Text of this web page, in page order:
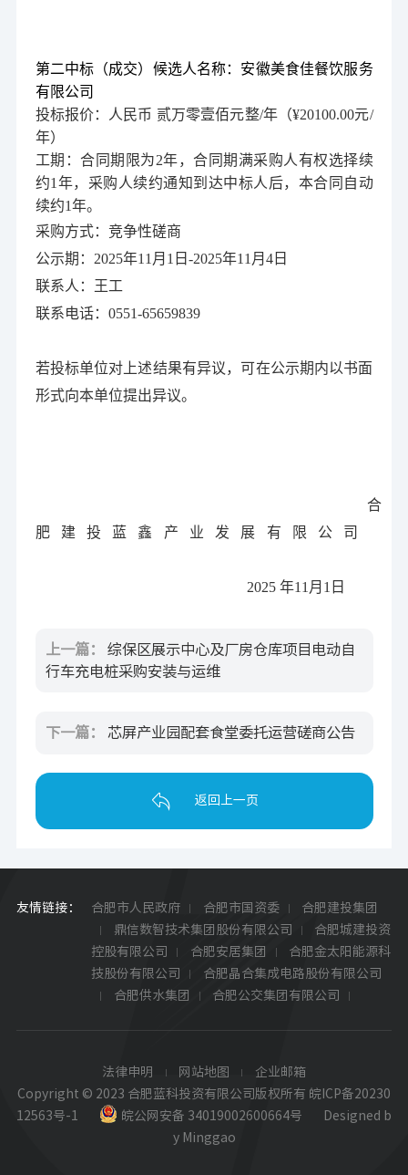
第二中标（成交） 候选人名称： 安徽美食佳餐饮服务
有限公司
投标报价：人民币 贰万零壹佰元整/年（¥20100.00元/
年）
工期：合同期限为2年， 合同期满采购人有权选择续
约1年，采购人续约通知到达中标人后，本合同自动
续约1年。
采购方式：竞争性磋商
公示期：2025年11月1日-2025年11月4日
联系人：王工
联系电话：0551-65659839
若投标单位对上述结果有异议，可在公示期内以书面
形式向本单位提出异议。
合
肥建投蓝鑫产业发展有限公司
2025 年11月1日
上一篇：
综保区展示中心及厂房仓库项目电动自
行车充电桩采购安装与运维
下一篇： 芯屏产业园配套食堂委托运营磋商公告
返回上一页
友情链接： 合肥市人民政府 合肥市国资委
合肥建投集团
鼎信数智技术集团股份有限公司
合肥城建投资
控股有限公司
合肥安居集团
合肥金太阳能源科
技股份有限公司
合肥晶合集成电路股份有限公司
合肥供水集团
合肥公交集团有限公司
法律申明 网站地图
企业邮箱
Copyright © 2023 合肥蓝科投资有限公司版权所有 皖ICP备20230
12563号-1
皖公网安备 34019002600664号
Designed b
y Minggao